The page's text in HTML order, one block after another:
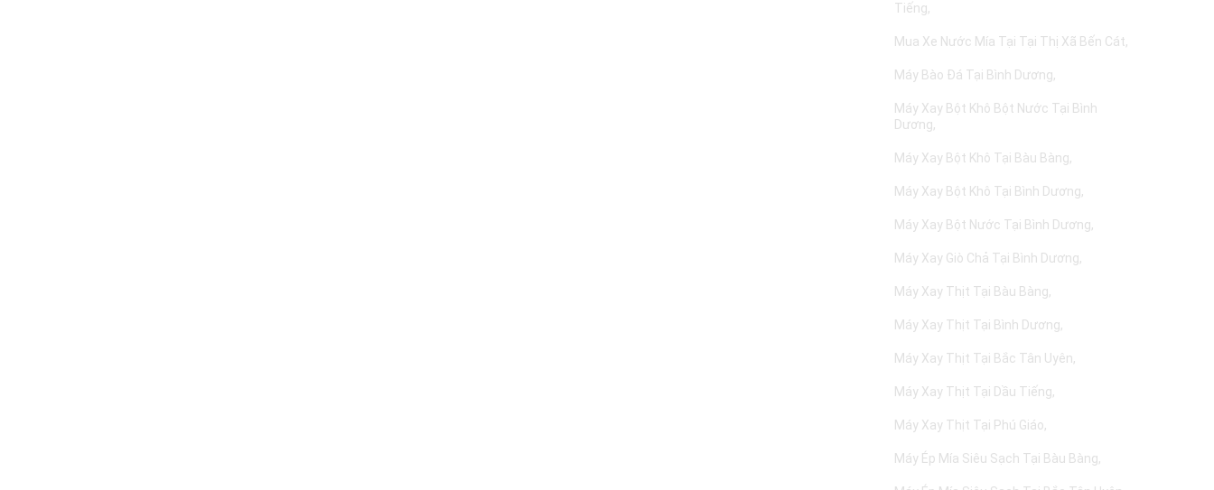
Tiếng
Mua Xe Nước Mía Tại Tại Thị Xã Bến Cát
Máy Bào Đá Tại Bình Dương
Máy Xay Bột Khô Bột Nước Tại Bình
Dương
Máy Xay Bột Khô Tại Bàu Bàng
Máy Xay Bột Khô Tại Bình Dương
Máy Xay Bột Nước Tại Bình Dương
Máy Xay Giò Chả Tại Bình Dương
Máy Xay Thịt Tại Bàu Bàng
Máy Xay Thịt Tại Bình Dương
Máy Xay Thịt Tại Bắc Tân Uyên
Máy Xay Thịt Tại Dầu Tiếng
Máy Xay Thịt Tại Phú Giáo
Máy Ép Mía Siêu Sạch Tại Bàu Bàng